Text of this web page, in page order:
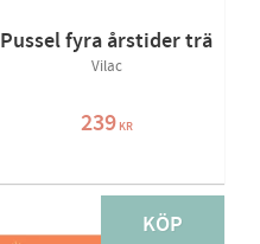
Pussel fyra årstider trä
Vilac
239KR
KÖP